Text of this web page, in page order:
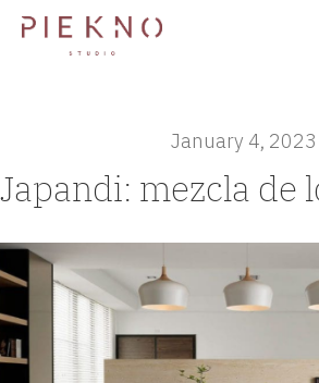
January 4, 2023
Japandi: mezcla de